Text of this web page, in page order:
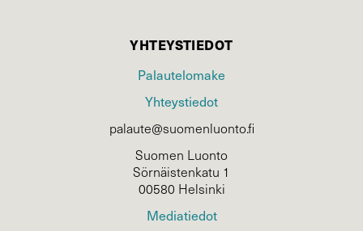
YHTEYSTIEDOT
Palautelomake
Yhteystiedot
palaute@suomenluonto.fi
Suomen Luonto
Sörnäistenkatu 1
00580 Helsinki
Mediatiedot